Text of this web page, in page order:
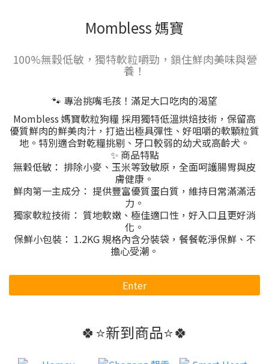
Mombless 媽寶
100%無穀低敏，獨特軟粒嚼勁，鎖住鮮肉美味與營
養！
🐾 專治挑嘴毛孩！滿足大口吃肉的渴望
Mombless 媽寶軟粒狗糧 採用獨特低溫烘焙技術，保留高
優質鮮肉的鮮美肉汁，打造出極具彈性、好咀嚼的軟顆粒質
地。特別適合對乾糧挑剔、牙口較弱的幼犬或高齡犬。
✨ 商品特點
無穀低敏： 排除小麥、玉米等致敏原，全面呵護腸胃與皮
膚健康。
鮮肉第一主成分： 提供豐富優質蛋白質，維持日常滿滿活
力。
獨家軟粒技術： 質地軟嫩、極佳適口性，好入口且更好消
化。
保鮮小包裝： 1.2KG 規格內含分裝袋，餐餐乾淨保鮮、不
擔心受潮。
Enter
🍀⭐新到商品⭐🍀